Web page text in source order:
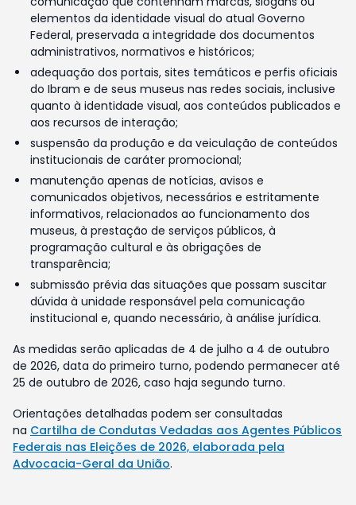
elementos da identidade visual do atual Governo
Federal, preservada a integridade dos documentos
administrativos, normativos e históricos;
adequação dos portais, sites temáticos e perfis oficiais
do Ibram e de seus museus nas redes sociais, inclusive
quanto à identidade visual, aos conteúdos publicados e
aos recursos de interação;
suspensão da produção e da veiculação de conteúdos
institucionais de caráter promocional;
manutenção apenas de notícias, avisos e
comunicados objetivos, necessários e estritamente
informativos, relacionados ao funcionamento dos
museus, à prestação de serviços públicos, à
programação cultural e às obrigações de
transparência;
submissão prévia das situações que possam suscitar
dúvida à unidade responsável pela comunicação
institucional e, quando necessário, à análise jurídica.
As medidas serão aplicadas de 4 de julho a 4 de outubro
de 2026, data do primeiro turno, podendo permanecer até
25 de outubro de 2026, caso haja segundo turno.
Orientações detalhadas podem ser consultadas
na Cartilha de Condutas Vedadas aos Agentes Públicos
Federais nas Eleições de 2026, elaborada pela
Advocacia-Geral da União.